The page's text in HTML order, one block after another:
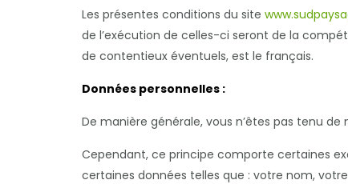
Les présentes conditions du site
de l’exécution de celles-ci seront de la
de contentieux éventuels, est le français.
Données personnelles :
De manière générale, vous n’êtes pas tenu
Cependant, ce principe comporte certaines
certaines données telles que : votre nom,